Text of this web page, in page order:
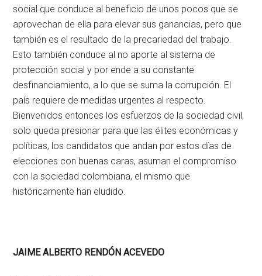
social que conduce al beneficio de unos pocos que se
aprovechan de ella para elevar sus ganancias, pero que
también es el resultado de la precariedad del trabajo.
Esto también conduce al no aporte al sistema de
protección social y por ende a su constante
desfinanciamiento, a lo que se suma la corrupción. El
país requiere de medidas urgentes al respecto.
Bienvenidos entonces los esfuerzos de la sociedad civil,
solo queda presionar para que las élites económicas y
políticas, los candidatos que andan por estos días de
elecciones con buenas caras, asuman el compromiso
con la sociedad colombiana, el mismo que
históricamente han eludido.
JAIME ALBERTO RENDÓN ACEVEDO